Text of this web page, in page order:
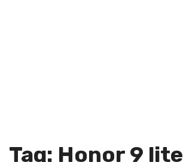
Tag: Honor 9 lite